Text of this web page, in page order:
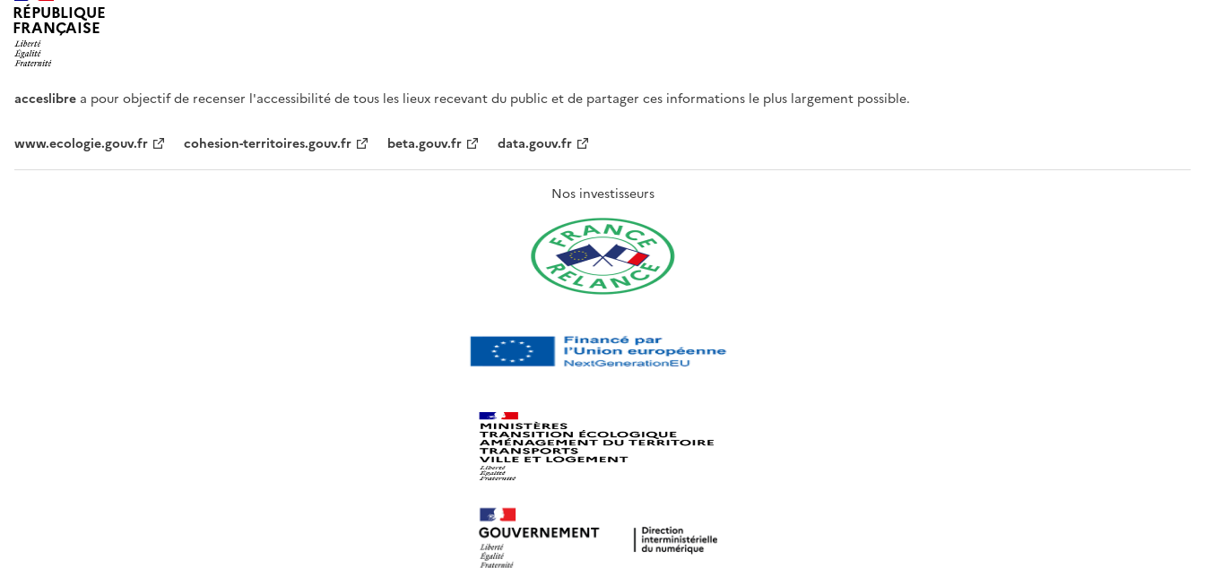
RÉPUBLIQUE
FRANÇAISE
acceslibre a pour objectif de recenser l'accessibilité de tous les lieux recevant du public et de partager ces informations le plus largement possible.
www.ecologie.gouv.fr cohesion-territoires.gouv.fr beta.gouv.fr data.gouv.fr
Nos investisseurs